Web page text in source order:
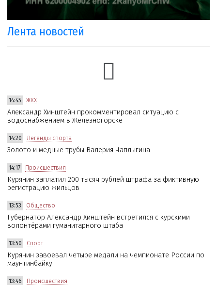
Лента новостей
14:45 ЖКХ
Александр Хинштейн прокомментировал ситуацию с
водоснабжением в Железногорске
14:20 Легенды спорта
Золото и медные трубы Валерия Чаплыгина
14:17 Происшествия
Курянин заплатил 200 тысяч рублей штрафа за фиктивную
регистрацию жильцов
13:53 Общество
Губернатор Александр Хинштейн встретился с курскими
волонтёрами гуманитарного штаба
13:50 Спорт
Курянин завоевал четыре медали на чемпионате России по
маунтинбайку
13:46 Происшествия